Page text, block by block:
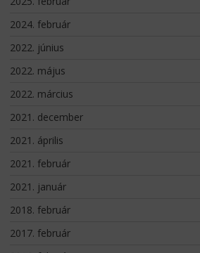
2024. február
2022. június
2022. május
2022. március
2021. december
2021. április
2021. február
2021. január
2018. február
2017. február